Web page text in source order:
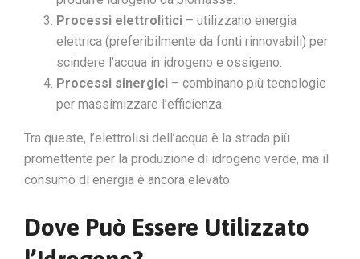
Processi elettrolitici – utilizzano energia
elettrica (preferibilmente da fonti rinnovabili) per
scindere l’acqua in idrogeno e ossigeno.
Processi sinergici – combinano più tecnologie
per massimizzare l’efficienza.
Tra queste, l’elettrolisi dell’acqua è la strada più
promettente per la produzione di idrogeno verde, ma il
consumo di energia è ancora elevato.
Dove Può Essere Utilizzato